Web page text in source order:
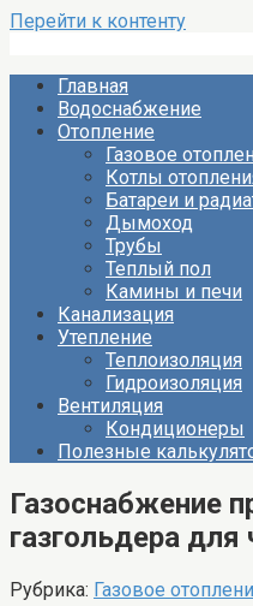
Перейти к контенту
Главная
Водоснабжение
Отопление
Газовое
Котлы
Батареи и
Дымоход
Трубы
Теплый пол
Камины и печи
Канализация
Утепление
Теплоизоляция
Гидроизоляция
Вентиляция
Кондиционеры
Полезные
Газоснабжение
газгольдера
Рубрика: Газовое